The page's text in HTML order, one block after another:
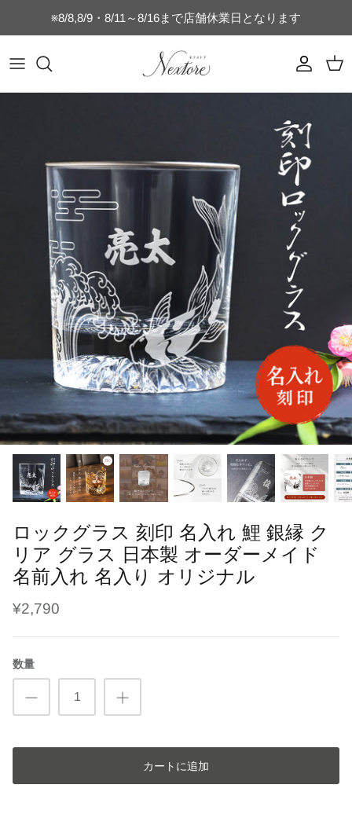
ン
を
※8/8,8/9・8/11～8/16まで店舗休業日となります
マグカップ
グラス
ビールジョッキ
ぐい呑み・おちょこセット
キャニスター
乳歯ケース
命名書・名前札
フォトフレーム
キーホルダー
お弁当箱
ベビーボトル
ブラシ・くし
よだれかけ
レターバナー
刺繍名入れ商品
母子手帳・お薬手帳カバー
時計付きフォトフレーム
ベビー
ペット
スポーツ
キッズ
干支
趣味
メモリアル
七五三
カレンダー
フォトフレーム
犬の歯ケース
猫の歯ケース
フードボウル
ネームタグ・迷子札
鳥の羽根ケース
うさぎの毛ケース
ハリネズミの針ケース
爬虫類の抜け殻ケース
switch
ヘアブラシ
キッチン雑貨
オリジナルパズル
MacBookケース
スマホケース
ゴルフ関連商品
ソープフラワー
キッズTシャツ
ドライTシャツ（長袖）
名刺・通帳ケース
誕生日・記念日ギフト
おじいちゃんおばあちゃんへのギフト
ロックグラス 刻印 名入れ 鯉 銀縁 ク
リア グラス 日本製 オーダーメイド
名前入れ 名入り オリジナル
¥2,790
数量
カートに追加